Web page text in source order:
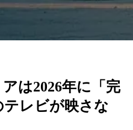
は2026年に「完
レビが映さな